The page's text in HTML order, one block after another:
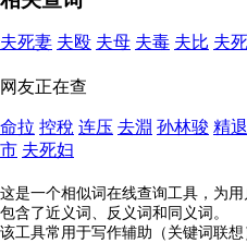
夫死妻 夫殴 夫母 夫毒 夫比 夫
网友正在查
命拉 控稅 连压 去淵 孙林骏 精退
市 夫死妇
这是一个相似词在线查询工具，为
包含了近义词、反义词和同义词。
该工具常用于写作辅助（关键词联想